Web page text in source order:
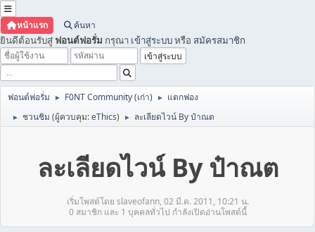
หน้าแรก ค้นหา
ยินดีต้อนรับสู่ ฟอนต์ฟอรั่ม กรุณา เข้าสู่ระบบหรือ สมัครสมาชิก
ฟอนต์ฟอรั่ม ► F0NT Community (เก่า) ► แตกฟอง
► ชวนชิม (ผู้ควบคุม:eThics) ► ละเลียดไวน์ By ป๋าณต
ละเลียดไวน์ By ป๋าณต
เริ่มโพสต์โดย slaveofann, 02 มี.ค. 2011, 10:21 น.
0 สมาชิก และ 1 บุคคลทั่วไป กำลังเปิดอ่านโพสต์นี้